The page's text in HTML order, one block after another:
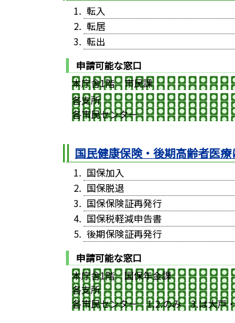
転入
転居
転出
申請可能な窓口
本庁舎1階 市民課
各支所
各市民センター
国民健康保険・後期高齢者医
国保加入
国保脱退
国保保険証再発行
国保税軽減申告書
後期保険証再発行
申請可能な窓口
本庁舎1階 国保年金課
各支所
各市民センター 1.2.のみ 3.は大戸